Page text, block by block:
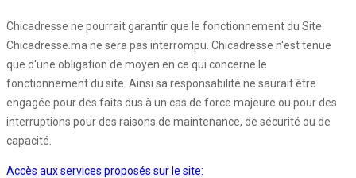
Chicadresse ne pourrait garantir que le fonctionnement du Site
Chicadresse.ma ne sera pas interrompu. Chicadresse n'est tenue
que d'une obligation de moyen en ce qui concerne le
fonctionnement du site. Ainsi sa responsabilité ne saurait être
engagée pour des faits dus à un cas de force majeure ou pour des
interruptions pour des raisons de maintenance, de sécurité ou de
capacité.
Accès aux services proposés sur le site: